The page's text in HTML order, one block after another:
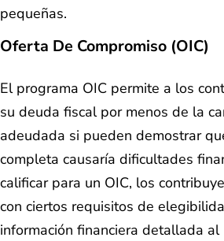
pequeñas.
Oferta De Compromiso (OIC)
El programa OIC permite a los
su deuda fiscal por menos de la
adeudada si pueden demostrar
completa causaría dificultades
calificar para un OIC, los
con ciertos requisitos de
información financiera detallada al